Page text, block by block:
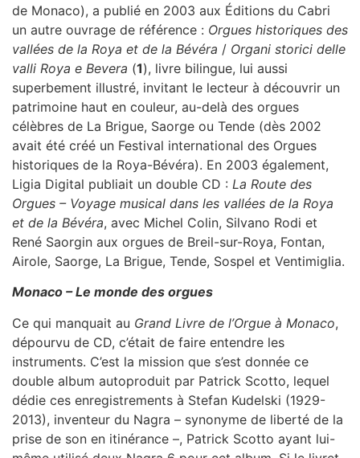
de Monaco), a publié en 2003 aux Éditions du Cabri
un autre ouvrage de référence : Orgues historiques des
vallées de la Roya et de la Bévéra / Organi storici delle
valli Roya e Bevera (1), livre bilingue, lui aussi
superbement illustré, invitant le lecteur à découvrir un
patrimoine haut en couleur, au-delà des orgues
célèbres de La Brigue, Saorge ou Tende (dès 2002
avait été créé un Festival international des Orgues
historiques de la Roya-Bévéra). En 2003 également,
Ligia Digital publiait un double CD : La Route des
Orgues – Voyage musical dans les vallées de la Roya
et de la Bévéra, avec Michel Colin, Silvano Rodi et
René Saorgin aux orgues de Breil-sur-Roya, Fontan,
Airole, Saorge, La Brigue, Tende, Sospel et Ventimiglia.
Monaco – Le monde des orgues
Ce qui manquait au Grand Livre de l’Orgue à Monaco,
dépourvu de CD, c’était de faire entendre les
instruments. C’est la mission que s’est donnée ce
double album autoproduit par Patrick Scotto, lequel
dédie ces enregistrements à Stefan Kudelski (1929-
2013), inventeur du Nagra – synonyme de liberté de la
prise de son en itinérance –, Patrick Scotto ayant lui-